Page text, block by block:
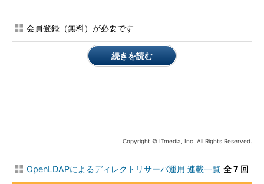
い。
***
い。***
会員登録（無料）が必要です
続きを読む
Copyright © ITmedia, Inc. All Rights Reserved.
OpenLDAPによるディレクトリサーバ運用 連載一覧 全 7 回